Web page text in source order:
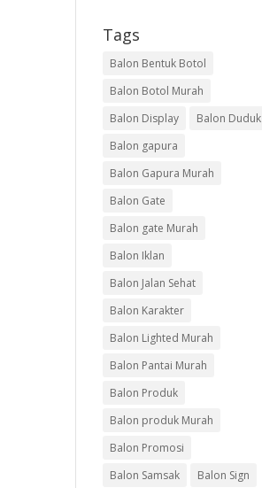
Tags
Balon Bentuk Botol
Balon Botol Murah
Balon Display
Balon Duduk
Balon gapura
Balon Gapura Murah
Balon Gate
Balon gate Murah
Balon Iklan
Balon Jalan Sehat
Balon Karakter
Balon Lighted Murah
Balon Pantai Murah
Balon Produk
Balon produk Murah
Balon Promosi
Balon Samsak
Balon Sign